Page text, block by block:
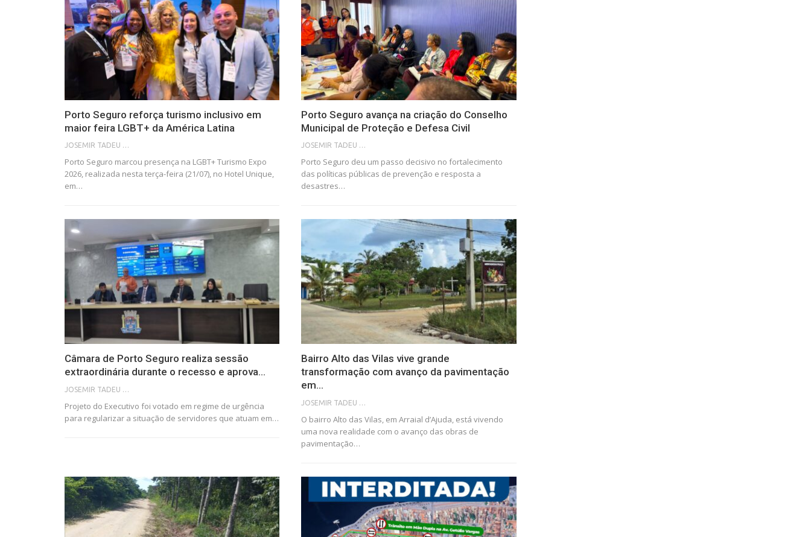
Porto Seguro reforça turismo inclusivo em
maior feira LGBT+ da América Latina
JOSEMIR TADEU FONSECA
Porto Seguro marcou presença na LGBT+ Turismo Expo
2026, realizada nesta terça-feira (21/07), no Hotel Unique,
em…
Porto Seguro avança na criação do Conselho
Municipal de Proteção e Defesa Civil
JOSEMIR TADEU FONSECA
Porto Seguro deu um passo decisivo no fortalecimento
das políticas públicas de prevenção e resposta a
desastres…
Câmara de Porto Seguro realiza sessão
extraordinária durante o recesso e aprova…
JOSEMIR TADEU FONSECA
Projeto do Executivo foi votado em regime de urgência
para regularizar a situação de servidores que atuam em…
Bairro Alto das Vilas vive grande
transformação com avanço da pavimentação
em…
JOSEMIR TADEU FONSECA
O bairro Alto das Vilas, em Arraial d’Ajuda, está vivendo
uma nova realidade com o avanço das obras de
pavimentação…